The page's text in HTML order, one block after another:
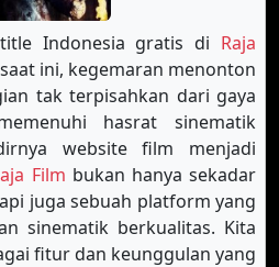
Indonesia gratis di Raja
ini, kegemaran menonton
tak terpisahkan dari gaya
hasrat sinematik
website film menjadi
Film bukan hanya sekadar
juga sebuah platform yang
sinematik berkualitas. Kita
fitur dan keunggulan yang